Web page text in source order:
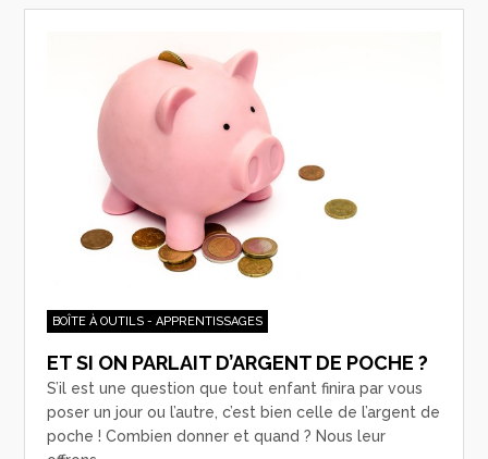
BOÎTE À OUTILS - APPRENTISSAGES
ET SI ON PARLAIT D’ARGENT DE POCHE ?
S’il est une question que tout enfant finira par vous
poser un jour ou l’autre, c’est bien celle de l’argent de
poche ! Combien donner et quand ? Nous leur